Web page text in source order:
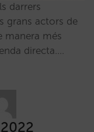
darrers
grans actors de
manera més
directa.…